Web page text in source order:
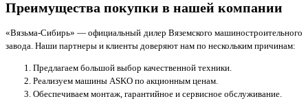
Преимущества покупки в нашей компании
«Вязьма-Сибирь» — официальный дилер Вяземского машиностроительного
завода. Наши партнеры и клиенты доверяют нам по нескольким причинам:
Предлагаем большой выбор качественной техники.
Реализуем машины ASKO по акционным ценам.
Обеспечиваем монтаж, гарантийное и сервисное обслуживание.